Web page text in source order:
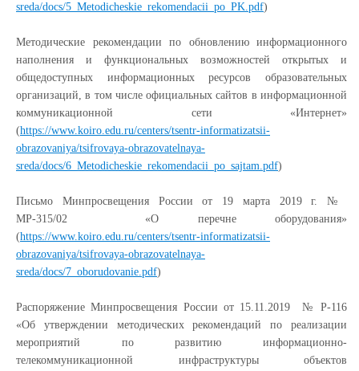
sreda/docs/5_Metodicheskie_rekomendacii_po_PK.pdf)
Методические рекомендации по обновлению информационного
наполнения и функциональных возможностей открытых и
общедоступных информационных ресурсов образовательных
организаций, в том числе официальных сайтов в информационной
коммуникационной сети «Интернет»
(https://www.koiro.edu.ru/centers/tsentr-informatizatsii-
obrazovaniya/tsifrovaya-obrazovatelnaya-
sreda/docs/6_Metodicheskie_rekomendacii_po_sajtam.pdf)
Письмо Минпросвещения России от 19 марта 2019 г. №
МР-315/02
«О перечне оборудования»
(https://www.koiro.edu.ru/centers/tsentr-informatizatsii-
obrazovaniya/tsifrovaya-obrazovatelnaya-
sreda/docs/7_oborudovanie.pdf)
Распоряжение Минпросвещения России от 15.11.2019
№ Р-116
«Об утверждении методических рекомендаций по реализации
мероприятий по развитию информационно-
телекоммуникационной инфраструктуры объектов